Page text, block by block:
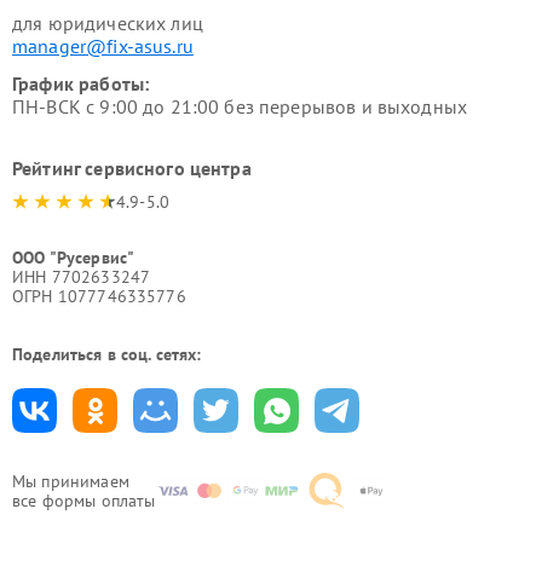
Мы принимаем
все формы оплаты
для юридических лиц
manager@fix-asus.ru
График работы:
ПН-ВСК с 9:00 до 21:00 без перерывов и выходных
Рейтинг сервисного центра
4.9-5.0
ООО "Русервис"
ИНН 7702633247
ОГРН 1077746335776
Поделиться в соц. сетях: